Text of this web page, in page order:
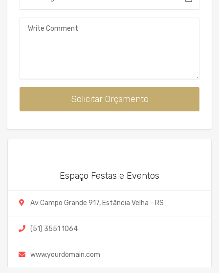
Mensagem
Solicitar Orçamento
Espaço Festas e Eventos
Av Campo Grande 917, Estância Velha - RS
(51) 3551 1064
www.yourdomain.com